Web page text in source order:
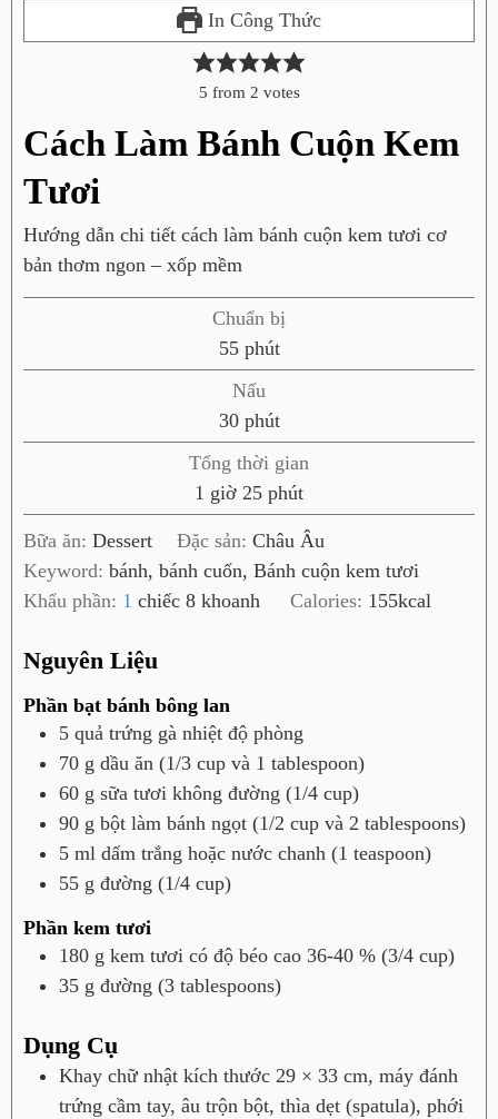
In Công Thức
5 from 2 votes
Cách Làm Bánh Cuộn Kem
Tươi
Hướng dẫn chi tiết cách làm bánh cuộn kem tươi cơ
bản thơm ngon – xốp mềm
Chuẩn bị
55p
h
t
phút
Nấu
30p
h
t
phút
Tổng thời gian
1 g
i
ờ
giờ 25p
h
ú
t
phút
Bữa ăn: Dessert Đặc sản:Châu Âu
Keyword: bánh, bánh cuốn, Bánh cuộn kem tươi
Khẩu phần: 1 chiếc 8 khoanh Calories: 155kcal
Nguyên Liệu
Phần bạt bánh bông lan
5 quả trứng gà nhiệt độ phòng
70 g dầu ăn (1/3 cup và 1 tablespoon)
60 g sữa tươi không đường (1/4 cup)
90 g bột làm bánh ngọt (1/2 cup và 2 tablespoons)
5 ml dấm trắng hoặc nước chanh (1 teaspoon)
55 g đường (1/4 cup)
Phần kem tươi
180 g kem tươi có độ béo cao 36-40 % (3/4 cup)
35 g đường (3 tablespoons)
Dụng Cụ
Khay chữ nhật kích thước 29 × 33 cm, máy đánh
trứng cầm tay, âu trộn bột, thìa dẹt (spatula), phới